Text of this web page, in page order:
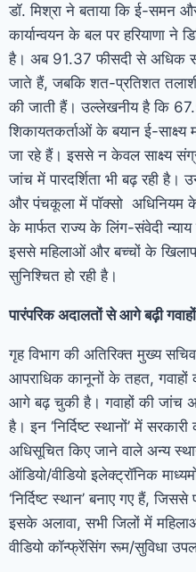
डॉ. मिश्रा ने बताया कि ई-समन
कार्यान्वयन के बल पर हरियाणा ने
है। अब 91.37 फीसदी से अधिक
जाते हैं, जबकि शत-प्रतिशत
की जाती हैं। उल्लेखनीय है कि
शिकायतकर्ताओं के बयान ई-साक्ष्य
जा रहे हैं। इससे न केवल साक्ष्य
जांच में पारदर्शिता भी बढ़ रही है।
और पंचकूला में पॉक्सो अधिनियम
के मार्फत राज्य के लिंग-संवेदी
इससे महिलाओं और बच्चों के
सुनिश्चित हो रही है।
पारंपरिक अदालतों से आगे बढ़ी
गृह विभाग की अतिरिक्त मुख्य
आपराधिक कानूनों के तहत, गवाहों
आगे बढ़ चुकी है। गवाहों की जांच
है। इन ‘निर्दिष्ट स्थानों’ में
अधिसूचित किए जाने वाले अन्य
ऑडियो/वीडियो इलेक्ट्रॉनिक
‘निर्दिष्ट स्थान’ बनाए गए हैं,
इसके अलावा, सभी जिलों में
वीडियो कॉन्फ्रेंसिंग रूम/सुविधा